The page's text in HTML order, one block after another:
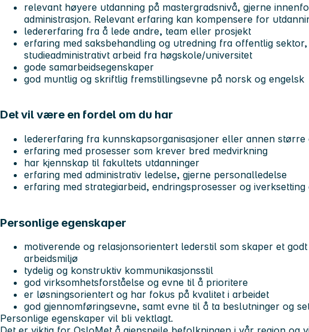
relevant høyere utdanning på mastergradsnivå, gjerne
administrasjon. Relevant erfaring kan kompensere for
ledererfaring fra å lede andre, team eller prosjekt
erfaring med saksbehandling og utredning fra offentlig
studieadministrativt arbeid fra høgskole/universitet
gode samarbeidsegenskaper
god muntlig og skriftlig fremstillingsevne på norsk og engelsk
Det vil være en fordel om du har
ledererfaring fra kunnskapsorganisasjoner eller annen større
erfaring med prosesser som krever bred medvirkning
har kjennskap til fakultets utdanninger
erfaring med administrativ ledelse, gjerne personalledelse
erfaring med strategiarbeid, endringsprosesser og iverksetting
Personlige egenskaper
motiverende og relasjonsorientert lederstil som skaper et
arbeidsmiljø
tydelig og konstruktiv kommunikasjonsstil
god virksomhetsforståelse og evne til å prioritere
er løsningsorientert og har fokus på kvalitet i arbeidet
god gjennomføringsevne, samt evne til å ta beslutninger og
Personlige egenskaper vil bli vektlagt.